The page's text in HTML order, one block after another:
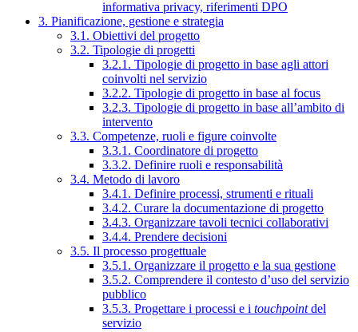
informativa privacy, riferimenti DPO
3. Pianificazione, gestione e strategia
3.1. Obiettivi del progetto
3.2. Tipologie di progetti
3.2.1. Tipologie di progetto in base agli attori
coinvolti nel servizio
3.2.2. Tipologie di progetto in base al focus
3.2.3. Tipologie di progetto in base all’ambito di
intervento
3.3. Competenze, ruoli e figure coinvolte
3.3.1. Coordinatore di progetto
3.3.2. Definire ruoli e responsabilità
3.4. Metodo di lavoro
3.4.1. Definire processi, strumenti e rituali
3.4.2. Curare la documentazione di progetto
3.4.3. Organizzare tavoli tecnici collaborativi
3.4.4. Prendere decisioni
3.5. Il processo progettuale
3.5.1. Organizzare il progetto e la sua gestione
3.5.2. Comprendere il contesto d’uso del servizio
pubblico
3.5.3. Progettare i processi e i touchpointdel
servizio